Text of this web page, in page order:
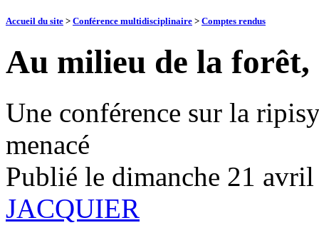
Accueil du site > Conférence multidisciplinaire > Comptes rendus
Au milieu de la forêt,
Une conférence sur la
menacé
Publié le dimanche 21
JACQUIER